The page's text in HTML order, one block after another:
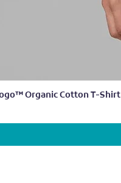
Organic Cotton T-Shirt